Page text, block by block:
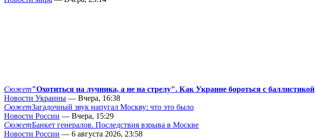
Сюжет"Охотиться на лучника, а не на стрелу". Как Украине бороться с баллистикой
Новости Украины — Вчера, 16:38
СюжетЗагадочный звук напугал Москву: что это было
Новости России — Вчера, 15:29
СюжетБанкет генералов. Последствия взрыва в Москве
Новости России — 6 августа 2026, 23:58